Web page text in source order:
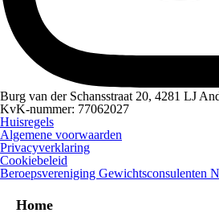
Burg van der Schansstraat 20, 4281 LJ
KvK-nummer: 77062027
Huisregels
Algemene voorwaarden
Privacyverklaring
Cookiebeleid
Beroepsvereniging Gewichtsconsulenten
Home